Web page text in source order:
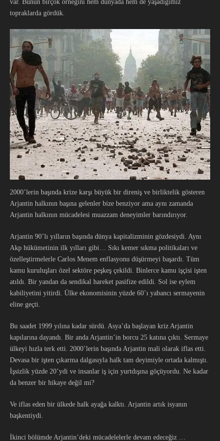
var. Bunun birçok örneğini hem dünyada hem de yaşadığımız
topraklarda gördük.
2000’lerin başında krize karşı büyük bir direniş ve birliktelik gösteren
Arjantin halkının başına gelenler bize benziyor ama aynı zamanda
Arjantin halkının mücadelesi muazzam deneyimler barındırıyor.
Arjantin 90’lı yılların başında dünya kapitalizminin gözdesiydi. Aynı
Akp hükümetinin ilk yılları gibi… Sıkı kemer sıkma politikaları ve
özelleştirmelerle Carlos Menem enflasyonu düşürmeyi başardı. Tüm
kamu kuruluşları özel sektöre peşkeş çekildi. Binlerce kamu işçisi işten
atıldı. Bir yandan da sendikal hareket pasifize edildi. Sol ise eylem
kabiliyetini yitirdi. Ülke ekonomisinin yüzde 60’ı yabancı sermayenin
eline geçti.
Bu saadet 1999 yılına kadar sürdü. Asya’da başlayan kriz Arjantin
kapılarına dayandı. Bir anda Arjantin’in borcu 25 katına çıktı. Sermaye
ülkeyi hızla terk etti. 2000’lerin başında Arjantin mali olarak iflas etti.
Devasa bir işten çıkarma dalgasıyla halk tam deyimiyle ortada kalmıştı.
İşsizlik yüzde 20’ydi ve insanlar iş için yurtdışına göçüyordu. Ne kadar
da benzer bir hikaye değil mi?
Ve iflas eden bir ülkede halk ayağa kalktı. Arjantin artık isyanın
başkentiydi.
İkinci bölümde Arjantin’deki mücadelelerle devam edeceğiz …